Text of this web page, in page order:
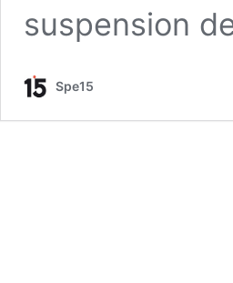
suspension
Spe15